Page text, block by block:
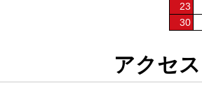
23
30
アクセス